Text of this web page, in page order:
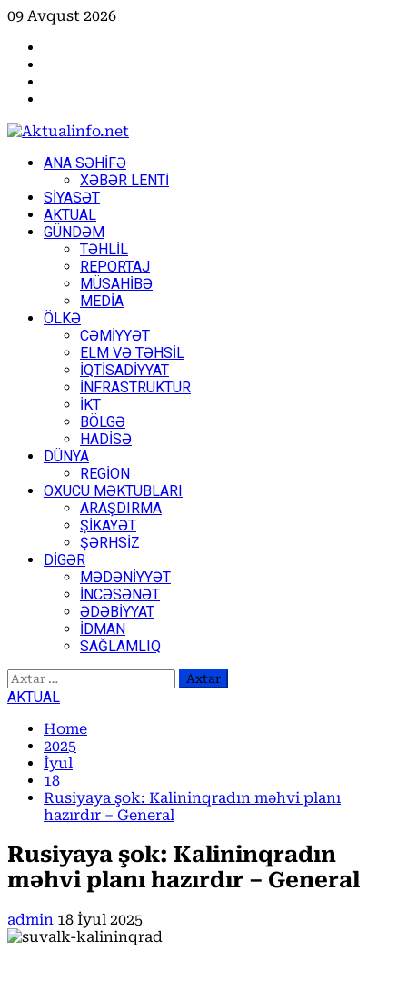
Skip
content
09 Avqust 2026
PrimaryANA SƏHİFƏ
XƏBƏR LENTİ
SİYASƏT
AKTUAL
GÜNDƏM
TƏHLİL
REPORTAJ
MÜSAHİBƏ
MEDİA
ÖLKƏ
CƏMİYYƏT
ELM VƏ TƏHSİL
İQTİSADİYYAT
İNFRASTRUKTUR
İKT
BÖLGƏ
HADİSƏ
DÜNYA
REGİON
OXUCU MƏKTUBLARI
ARAŞDIRMA
ŞİKAYƏT
ŞƏRHSİZ
DİGƏR
MƏDƏNİYYƏT
İNCƏSƏNƏT
ƏDƏBİYYAT
İDMAN
SAĞLAMLIQ
Axtarış:
AKTUAL
Home
2025
İyul
18
Rusiyaya şok: Kalininqradın məhvi planı
hazırdır – General
Rusiyaya şok: Kalininqradın
məhvi planı hazırdır – General
admin 18 İyul 2025